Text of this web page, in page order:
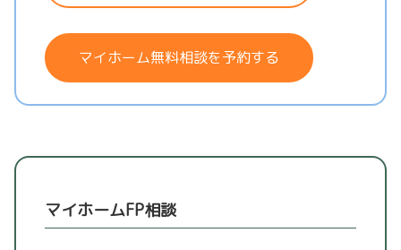
マイホーム無料相談を予約する
マイホームFP相談